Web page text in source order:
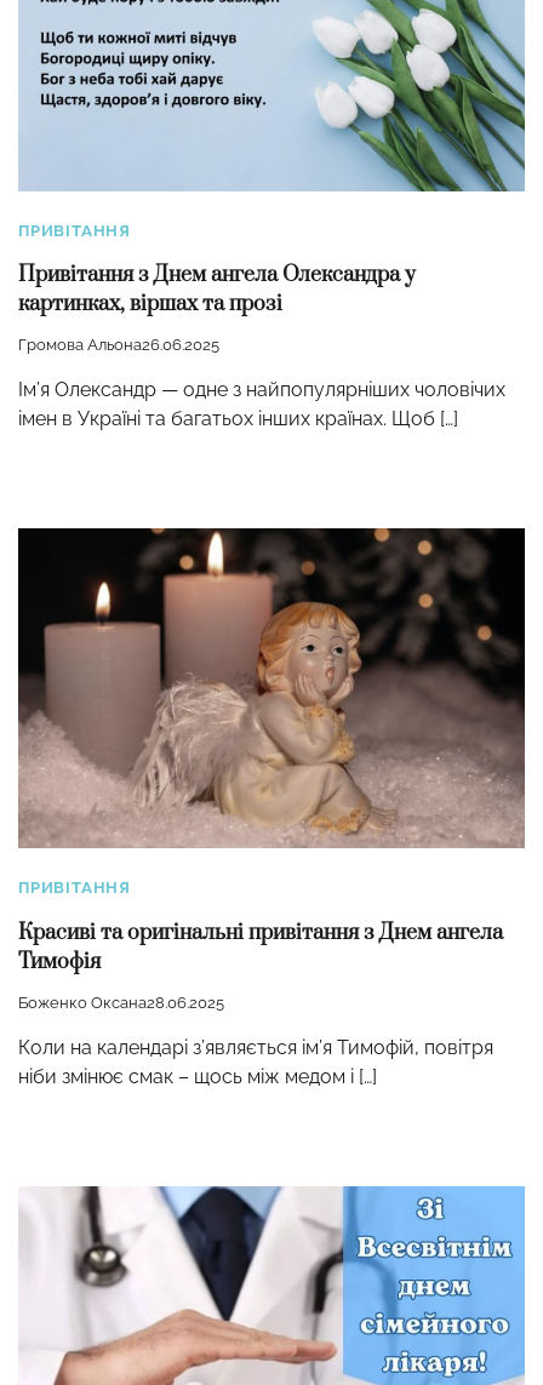
ПРИВІТАННЯ
Привітання з Днем ангела Олександра у
картинках, віршах та прозі
Громова Альона26.06.2025
Ім’я Олександр — одне з найпопулярніших чоловічих
імен в Україні та багатьох інших країнах. Щоб […]
ПРИВІТАННЯ
Красиві та оригінальні привітання з Днем ангела
Тимофія
Боженко Оксана28.06.2025
Коли на календарі з’являється ім’я Тимофій, повітря
ніби змінює смак – щось між медом і […]